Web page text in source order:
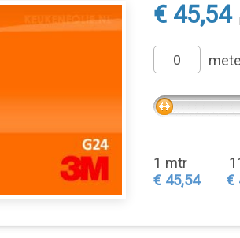
€ 45,54
1 mtr
€ 45,54
€